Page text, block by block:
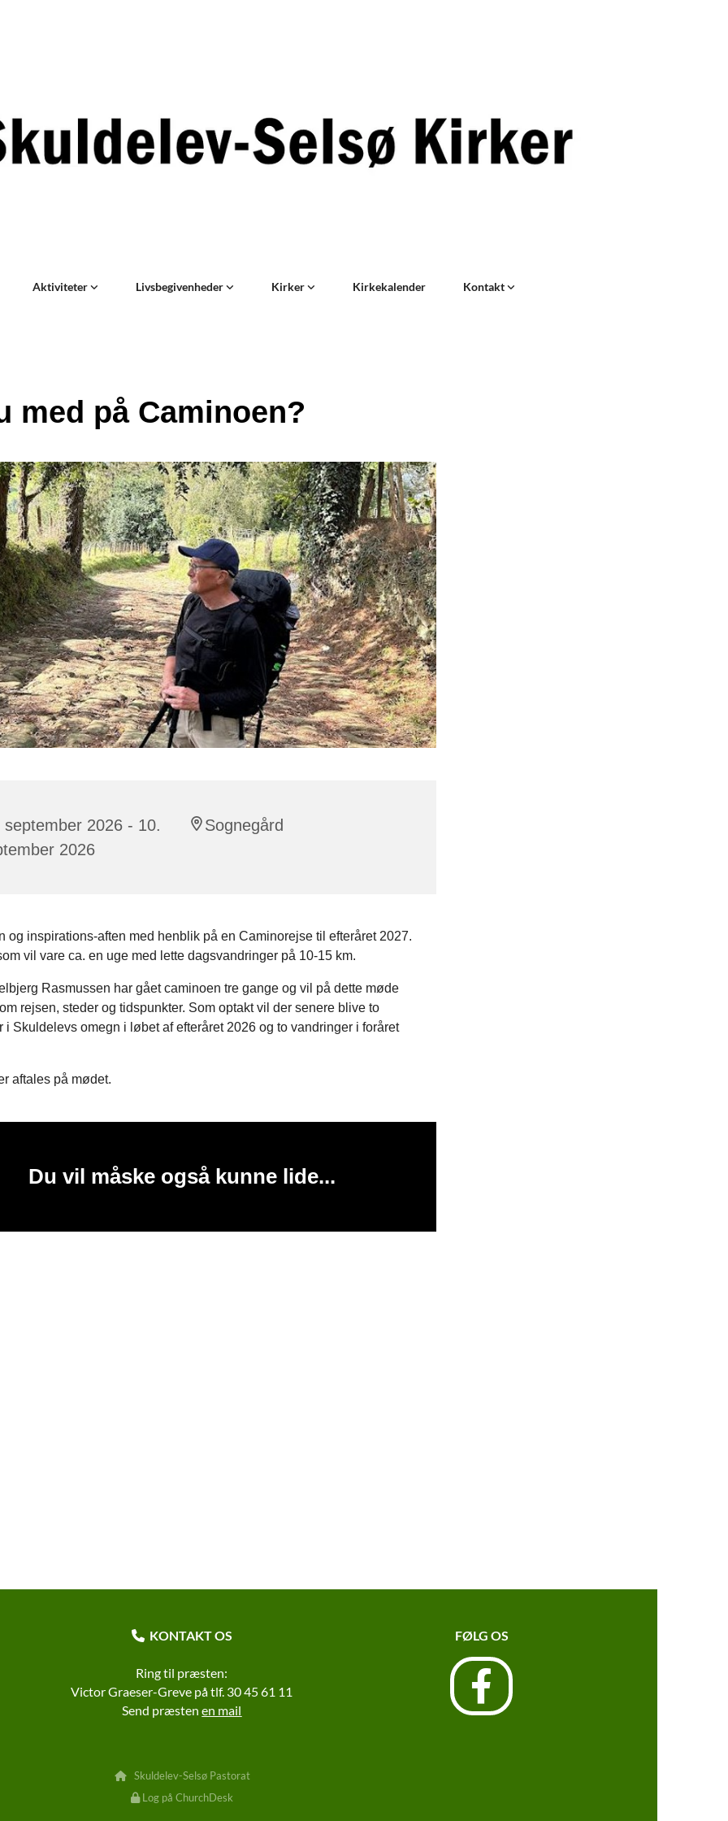
Aktiviteter Livsbegivenheder Kirker Kirkekalender Kontakt
med på Caminoen?
september 2026 - 10.
2026
Sognegård
og inspirations-aften med henblik på en Caminorejse til efteråret 2027.
vil vare ca. en uge med lette dagsvandringer på 10-15 km.
Rasmussen har gået caminoen tre gange og vil på dette møde
rejsen, steder og tidspunkter. Som optakt vil der senere blive to
i Skuldelevs omegn i løbet af efteråret 2026 og to vandringer i foråret
aftales på mødet.
Du vil måske også kunne lide...
KONTAKT OS
Ring til præsten:
Victor Graeser-Greve på tlf. 30 45 61 11
Send præstenen mail
FØLG OS
Skuldelev-Selsø Pastorat
Log på ChurchDesk